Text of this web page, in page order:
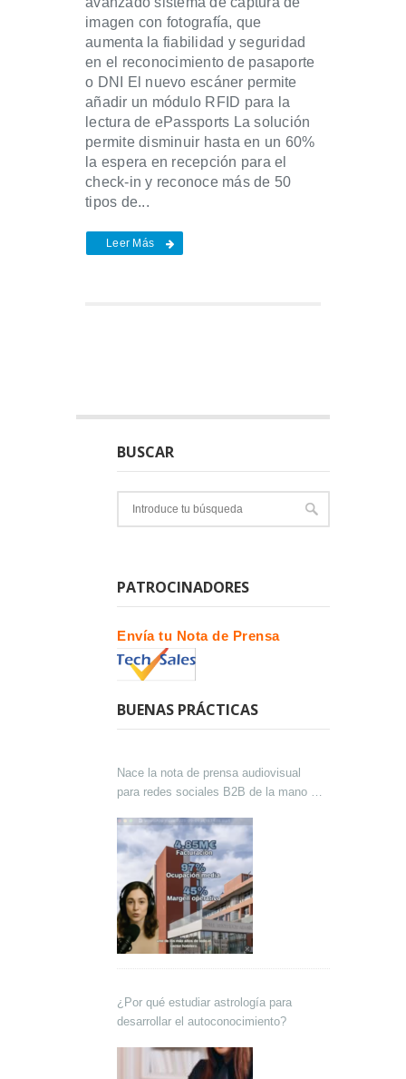
imagen con fotografía, que
aumenta la fiabilidad y seguridad
en el reconocimiento de pasaporte
o DNI El nuevo escáner permite
añadir un módulo RFID para la
lectura de ePassports La solución
permite disminuir hasta en un 60%
la espera en recepción para el
check-in y reconoce más de 50
tipos de...
Leer Más
BUSCAR
PATROCINADORES
Envía tu Nota de Prensa
BUENAS PRÁCTICAS
Nace la nota de prensa audiovisual
para redes sociales B2B de la mano de
¿Por qué estudiar astrología para
desarrollar el autoconocimiento?